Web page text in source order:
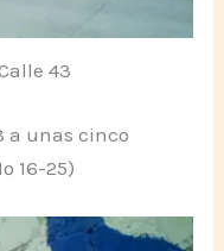
43
a unas cinco
16-25)